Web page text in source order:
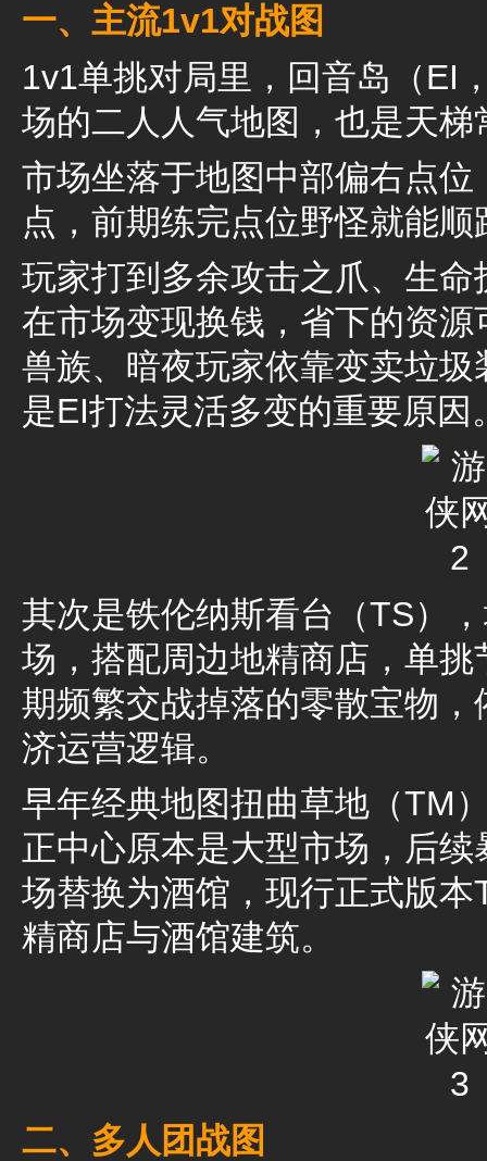
一、主流1v1对战图
1v1单挑对局里，回音岛（EI
场的二人人气地图，也是天梯
市场坐落于地图中部偏右点
点，前期练完点位野怪就能
玩家打到多余攻击之爪、生
在市场变现换钱，省下的资
兽族、暗夜玩家依靠变卖垃
是EI打法灵活多变的重要原因
其次是铁伦纳斯看台（TS）
场，搭配周边地精商店，单
期频繁交战掉落的零散宝物
济运营逻辑。
早年经典地图扭曲草地（TM
正中心原本是大型市场，后
场替换为酒馆，现行正式版
精商店与酒馆建筑。
二、多人团战图